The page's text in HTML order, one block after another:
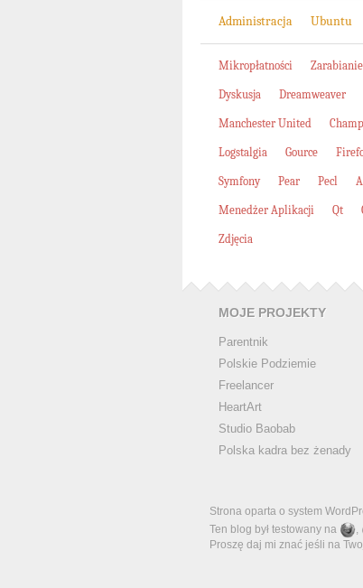
Administracja Ubuntu
Mikropłatności Zarabianie
Dyskusja Dreamweaver
Manchester United
Logstalgia Gource
Symfony Pear Pecl
Menedżer Aplikacji Qt
Zdjęcia
MOJE PROJEKTY
Parentnik
Polskie Podziemie
Freelancer
HeartArt
Studio Baobab
Polska kadra bez żenady
Strona oparta o system
Ten blog był testowany na
,
Proszę daj mi znać jeśli na